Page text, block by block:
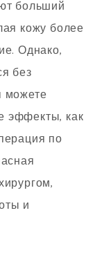
больший
кожу более
Однако,
без
можете
эффекты, как
по
и